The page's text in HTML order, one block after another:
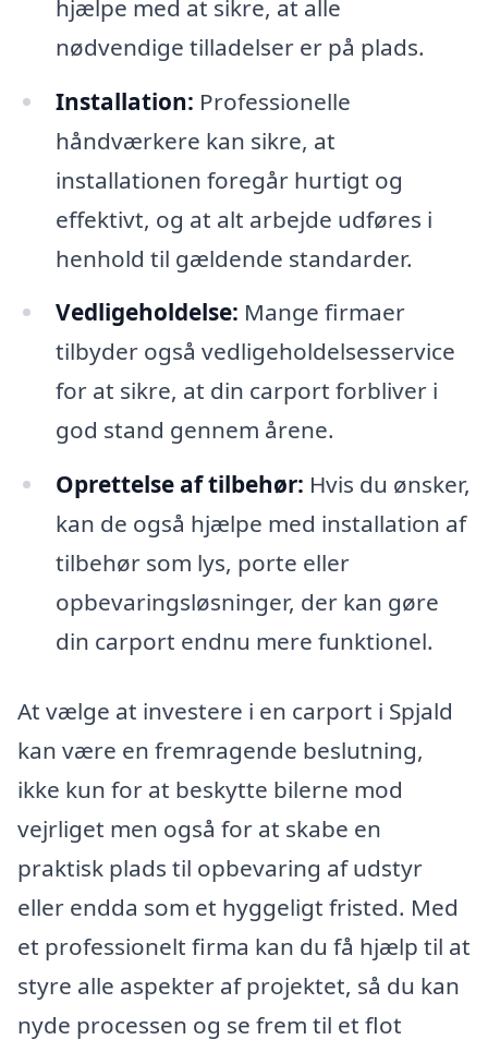
hjælpe med at sikre, at alle
nødvendige tilladelser er på plads.
Installation: Professionelle
håndværkere kan sikre, at
installationen foregår hurtigt og
effektivt, og at alt arbejde udføres i
henhold til gældende standarder.
Vedligeholdelse: Mange firmaer
tilbyder også vedligeholdelsesservice
for at sikre, at din carport forbliver i
god stand gennem årene.
Oprettelse af tilbehør: Hvis du ønsker,
kan de også hjælpe med installation af
tilbehør som lys, porte eller
opbevaringsløsninger, der kan gøre
din carport endnu mere funktionel.
At vælge at investere i en carport i Spjald
kan være en fremragende beslutning,
ikke kun for at beskytte bilerne mod
vejrliget men også for at skabe en
praktisk plads til opbevaring af udstyr
eller endda som et hyggeligt fristed. Med
et professionelt firma kan du få hjælp til at
styre alle aspekter af projektet, så du kan
nyde processen og se frem til et flot